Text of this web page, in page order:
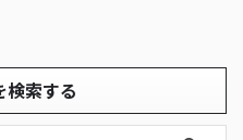
検索する